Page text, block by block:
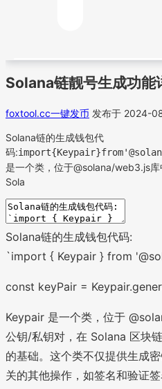
Solana链靓号生成功能
foxtool.cc一键发币 发布于 2024-
Solana链的生成钱包代
码:
是一个类，位于@solana/web3.js
Sola
Solana链的生成钱包代码:
`import { Keypair } from
const keyPair =
Keypair 是一个类，位于
公钥/私钥对，在 Solana 区块
的基础。这个类不仅提供生成
关的其他操作，如签名和验证签